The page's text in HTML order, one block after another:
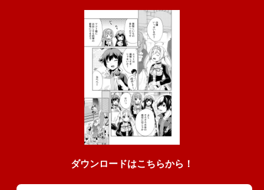
ダウンロードはこちらから！